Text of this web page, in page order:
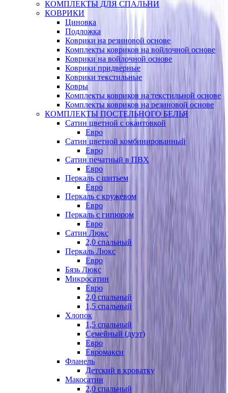
КОМПЛЕКТЫ ДЛЯ СПАЛЬНИ
КОВРИКИ
Циновка
Подложка
Коврики на резиновой основе
Комплекты ковриков на войлочной основе
Коврики на войлочной основе
Коврики придверные
Коврики текстильные
Ковры
Комплекты ковриков на текстильной основе
Комплекты ковриков на резиновой основе
КОМПЛЕКТЫ ПОСТЕЛЬНОГО БЕЛЬЯ
Сатин цветной с окантовкой
Евро
Сатин цветной комбинированный
Евро
Сатин печатный в ПВХ
Евро
Перкаль с шитьем
Евро
Перкаль с кружевом
Евро
Перкаль с гипюром
Евро
Сатин Люкс
2,0 спальный
Перкаль Люкс
Евро
Бязь Люкс
Микросатин
Евро
2,0 спальный
1,5 спальный
Хлопок
1,5 спальный
Семейный (дуэт)
Евро
Евромакси
Фланель
Детский в кроватку
Макосатин
2,0 спальный